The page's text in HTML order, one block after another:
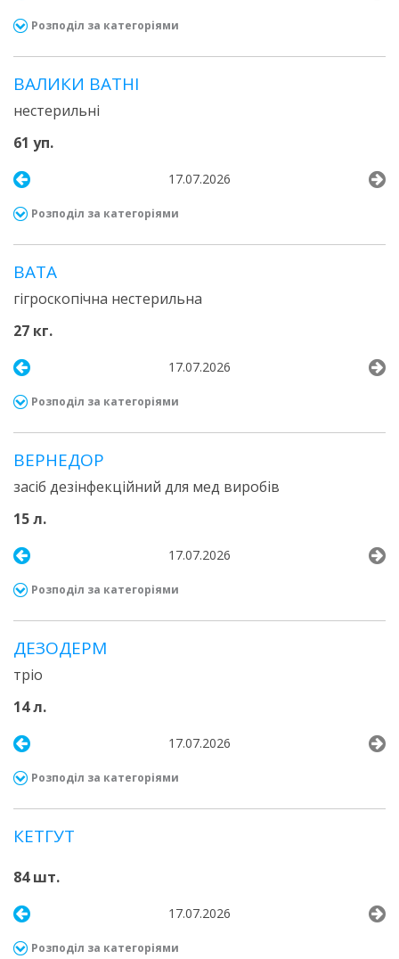
Розподіл за категоріями
ВАЛИКИ ВАТНІ
нестерильні
61 уп.
17.07.2026
Розподіл за категоріями
ВАТА
гігроскопічна нестерильна
27 кг.
17.07.2026
Розподіл за категоріями
ВЕРНЕДОР
засіб дезінфекційний для мед виробів
15 л.
17.07.2026
Розподіл за категоріями
ДЕЗОДЕРМ
тріо
14 л.
17.07.2026
Розподіл за категоріями
КЕТГУТ
84 шт.
17.07.2026
Розподіл за категоріями